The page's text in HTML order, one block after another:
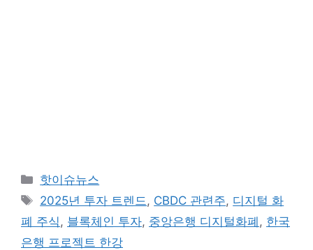
카
테
리
핫이슈뉴스
태
그
2025년 투자 트렌드, CBDC 관련주, 디지털 화
폐 주식, 블록체인 투자, 중앙은행 디지털화폐 , 한국
은행 프로젝트 한강